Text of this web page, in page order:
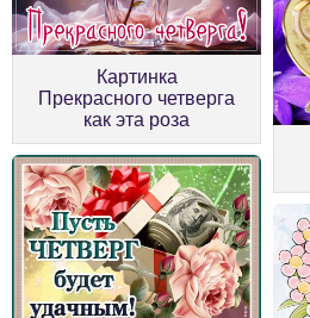
Картинка
Прекрасного четверга
как эта роза